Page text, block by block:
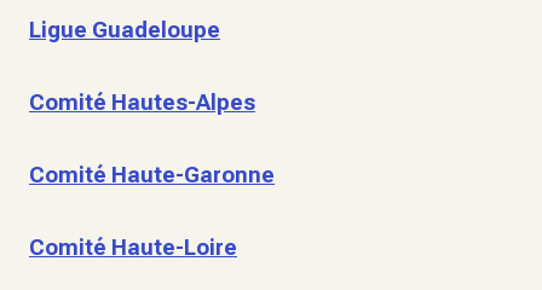
Ligue Guadeloupe
Comité Hautes-Alpes
Comité Haute-Garonne
Comité Haute-Loire